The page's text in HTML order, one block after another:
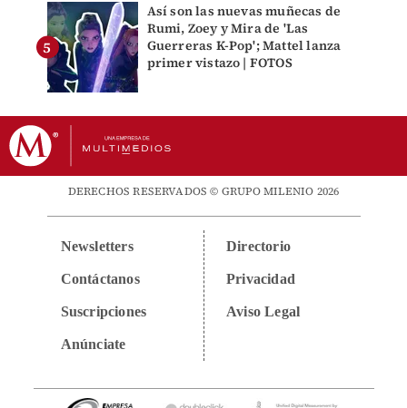
Así son las nuevas muñecas de
Rumi, Zoey y Mira de 'Las
Guerreras K-Pop'; Mattel lanza
primer vistazo | FOTOS
DERECHOS RESERVADOS © GRUPO MILENIO 2026
Newsletters
Contáctanos
Suscripciones
Anúnciate
Directorio
Privacidad
Aviso Legal